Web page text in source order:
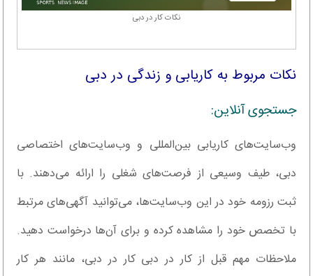
نکات کار در دبی
نکات مربوط به کاریابی و زندگی در دبی
جستجوی آنلاین:
وب‌سایت‌های کاریابی بین‌المللی و وب‌سایت‌های اختصاصی
دبی، طیف وسیعی از فرصت‌های شغلی را ارائه می‌دهند. با
ثبت رزومه خود در این وب‌سایت‌ها، می‌توانید آگهی‌های مرتبط
با تخصص خود را مشاهده کرده و برای آن‌ها درخواست دهید.
ملاحظات مهم قبل از کار در دبی کار در دبی، مانند هر کار